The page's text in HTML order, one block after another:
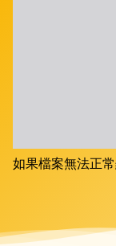
如果檔案無法正